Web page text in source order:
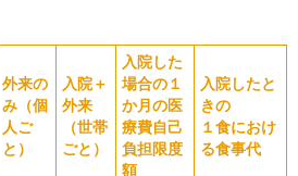
外来の
み（個
人ご
と）
入院＋
外来
（世帯
ごと）
入院した
場合の１
か月の医
療費自己
負担限度
額
入院したと
きの
１食におけ
る食事代